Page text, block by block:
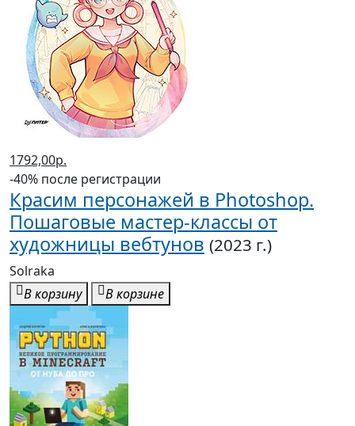
1792,00р.
-40% после регистрации
Красим персонажей в Photoshop.
Пошаговые мастер-классы от
художницы вебтунов (2023 г.)
Solraka
В корзину
В корзине